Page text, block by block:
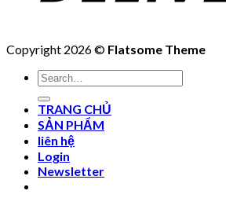
Copyright 2026 © Flatsome Theme
Search
for:
TRANG CHỦ
SẢN PHẨM
liên hệ
Login
Newsletter